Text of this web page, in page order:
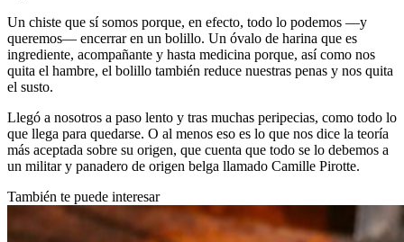
Un chiste que sí somos porque, en efecto, todo lo podemos —y
queremos— encerrar en un bolillo. Un óvalo de harina que es
ingrediente, acompañante y hasta medicina porque, así como nos
quita el hambre, el bolillo también reduce nuestras penas y nos quita
el susto.
Llegó a nosotros a paso lento y tras muchas peripecias, como todo lo
que llega para quedarse. O al menos eso es lo que nos dice la teoría
más aceptada sobre su origen, que cuenta que todo se lo debemos a
un militar y panadero de origen belga llamado Camille Pirotte.
También te puede interesar